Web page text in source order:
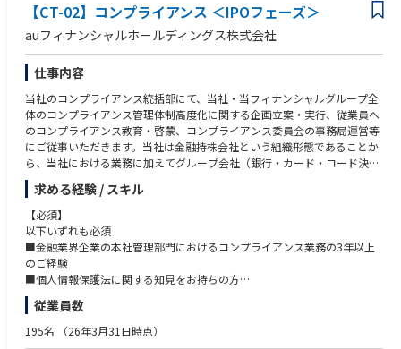
評価も含む
・株主総会事務局…関連部署に声掛けした上でのスケジュール立案から事
業報告の作成、想定問答の作成、当日運営から議事録作成、登記申請ま
で。優待に関する業務も担当
・コーポレートガバナンス委員会事務局…不定期開催する同委員会の議案
検討、運営（※実態は取締役会の中で開催）の他、コーポレートガバナン
ス・コード対応全般
●規程管理/稟議事務局/押印業務
・電子稟議の受付から各種相談の対応まで
・代表取締役印、社印の押印取り纏め（押印準備）
・不競法上の「形態模倣」に関する対応（訴訟含む。）
●その他法務全般
・各種法律相談（景表法、知財関連法、個人情報保護法、古物営業法な
ど。）
・下請法の遵守環境の維持・構築
・法務セミナーの開催（年1回、知財啓蒙、下請法啓蒙が主な内容。）
【CT-02】コンプライアンス ＜IPOフェーズ＞
auフィナンシャルホールディングス株式会社
仕事内容
当社のコンプライアンス統括部にて、当社・当フィナンシャルグループ全
体のコンプライアンス管理体制高度化に関する企画立案・実行、従業員へ
のコンプライアンス教育・啓蒙、コンプライアンス委員会の事務局運営等
にご従事いただきます。当社は金融持株会社という組織形態であることか
ら、当社における業務に加えてグループ会社（銀行・カード・コード決
済・保険等）への企画立案・実行支援にもご従事いただくため、幅広い金
融業界知見を獲得することが可能です。
＜業務の具体例＞
■当社・当フィナンシャルグループ各社におけるコンプライアンス/内部
管理態勢の高度化のための企画立案・実行
■従業員へのコンプライアンス教育・社内への啓蒙
■当局対応
■コンプライアンス領域におけるフィナンシャルグループ各社への企画立
案/推進・業務支援
求める経験 / スキル
【必須】
以下いずれも必須
■金融業界企業の本社管理部門におけるコンプライアンス業務の3年以上
のご経験
■個人情報保護法に関する知見をお持ちの方
【歓迎】
■IPO経験者
従業員数
195名 （26年3月31日時点）